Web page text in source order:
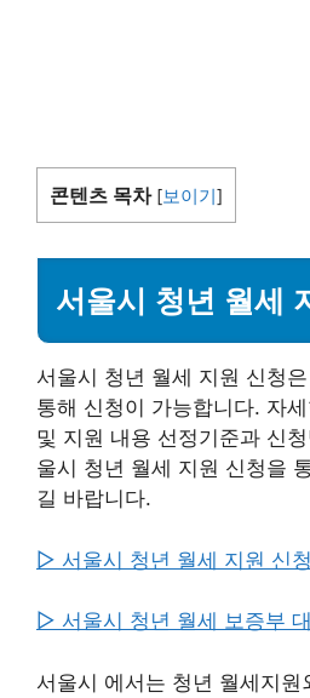
콘텐츠 목차 [보이기]
서울시 청년 월세
서울시 청년 월세 지원 신청
통해 신청이 가능합니다. 자
및 지원 내용 선정기준과 신
울시 청년 월세 지원 신청을
길 바랍니다.
▷ 서울시 청년 월세 지원 신
▷ 서울시 청년 월세 보증부
서울시 에서는 청년 월세지